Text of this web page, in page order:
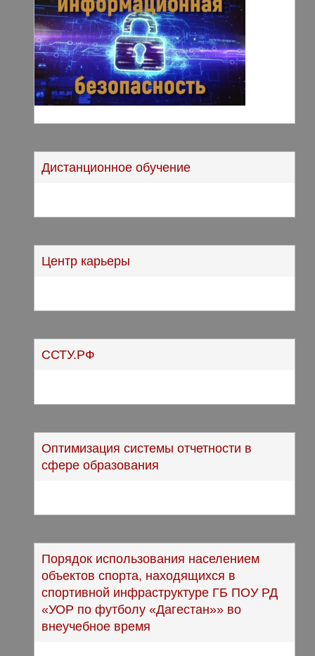
Дистанционное обучение
Центр карьеры
ССТУ.РФ
Оптимизация системы отчетности в
сфере образования
Порядок использования населением
объектов спорта, находящихся в
спортивной инфраструктуре ГБ ПОУ РД
«УОР по футболу «Дагестан»» во
внеучебное время